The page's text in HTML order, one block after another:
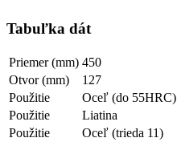
Tabuľka dát
Priemer (mm) 450
Otvor (mm)
127
Použitie
Oceľ (do 55HRC)
Použitie
Liatina
Použitie
Oceľ (trieda 11)